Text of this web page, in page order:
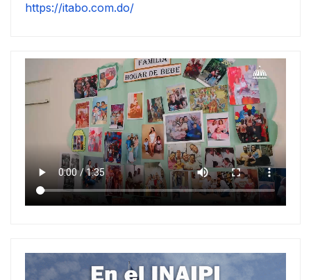
https://itabo.com.do/